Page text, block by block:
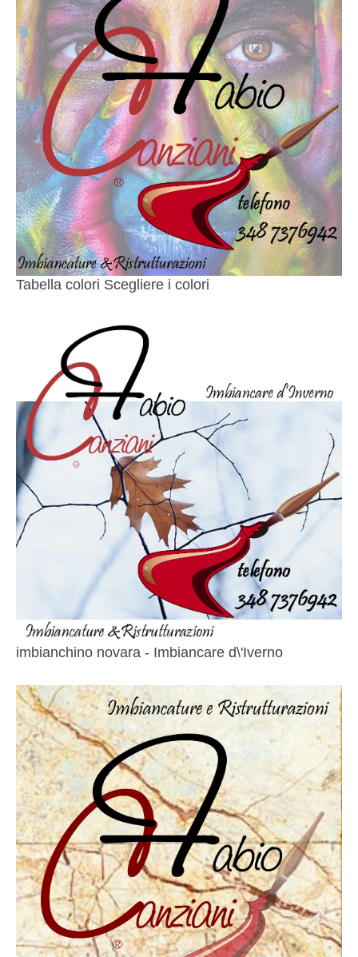
Tabella colori Scegliere i colori
imbianchino novara - Imbiancare d\'Iverno